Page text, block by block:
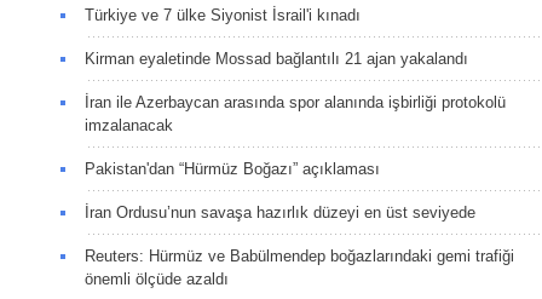
Türkiye ve 7 ülke Siyonist İsrail'i kınadı
Kirman eyaletinde Mossad bağlantılı 21 ajan yakalandı
İran ile Azerbaycan arasında spor alanında işbirliği protokolü
imzalanacak
Pakistan'dan “Hürmüz Boğazı” açıklaması
İran Ordusu’nun savaşa hazırlık düzeyi en üst seviyede
Reuters: Hürmüz ve Babülmendep boğazlarındaki gemi trafiği
önemli ölçüde azaldı